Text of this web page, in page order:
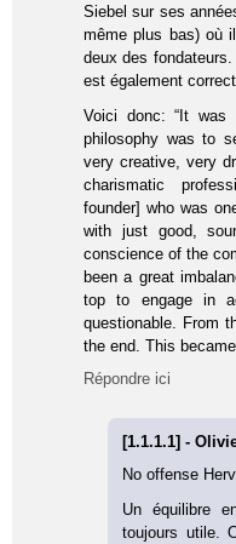
Siebel sur ses
même plus bas) où
deux des fondateurs.
est également
Voici donc: “It was
philosophy was to
very creative, very
charismatic
founder] who was
with just good,
conscience of the
been a great
top to engage in
questionable. From
the end. This
Répondre ici
[1.1.1.1] -
No offense
Un équilibre
toujours utile.